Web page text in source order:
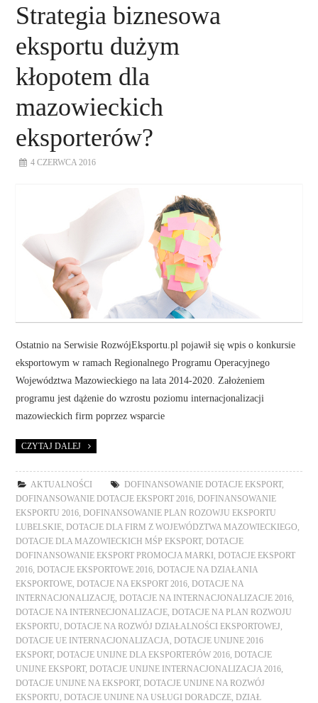
Strategia biznesowa
eksportu dużym
kłopotem dla
mazowieckich
eksporterów?
4 CZERWCA 2016
Ostatnio na Serwisie RozwójEksportu.pl pojawił się wpis o konkursie
eksportowym w ramach Regionalnego Programu Operacyjnego
Województwa Mazowieckiego na lata 2014-2020. Założeniem
programu jest dążenie do wzrostu poziomu internacjonalizacji
mazowieckich firm poprzez wsparcie
CZYTAJ DALEJ
AKTUALNOŚCI DOFINANSOWANIE DOTACJE EKSPORT,
DOFINANSOWANIE DOTACJE EKSPORT 2016
DOFINANSOWANIE
EKSPORTU 2016
DOFINANSOWANIE PLAN ROZOWJU EKSPORTU
LUBELSKIE
DOTACJE DLA FIRM Z WOJEWÓDZTWA MAZOWIECKIEGO
DOTACJE DLA MAZOWIECKICH MŚP EKSPORT,
DOTACJE
DOFINANSOWANIE EKSPORT PROMOCJA MARKI
DOTACJE EKSPORT
2016
DOTACJE EKSPORTOWE 2016
DOTACJE NA DZIAŁANIA
EKSPORTOWE
DOTACJE NA EKSPORT 2016
DOTACJE NA
INTERNACJONALIZACJĘ
DOTACJE NA INTERNACJONALIZACJE 2016
DOTACJE NA INTERNECJONALIZACJE
DOTACJE NA PLAN ROZWOJU
EKSPORTU
DOTACJE NA ROZWÓJ DZIAŁALNOŚCI EKSPORTOWEJ
DOTACJE UE INTERNACJONALIZACJA
DOTACJE UNIJNE 2016
EKSPORT, DOTACJE UNIJNE DLA EKSPORTERÓW 2016
DOTACJE
UNIJNE EKSPORT, DOTACJE UNIJNE INTERNACJONALIZACJA 2016
DOTACJE UNIJNE NA EKSPORT,
DOTACJE UNIJNE NA ROZWÓJ
EKSPORTU
DOTACJE UNIJNE NA USŁUGI DORADCZE
DZIAŁ